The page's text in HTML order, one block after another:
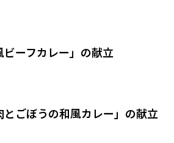
ビーフカレー」の献立
とごぼうの和風カレー」の献立